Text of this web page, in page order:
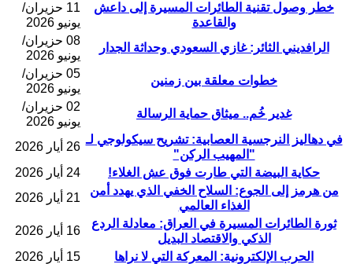
خطر وصول تقنية الطائرات المسيرة إلى داعش
والقاعدة
11 حزيران/
يونيو 2026
الرافديني الثائر: غازي السعودي وحداثة الجدار
08 حزيران/
يونيو 2026
خطوات معلقة بين زمنين
05 حزيران/
يونيو 2026
غدير خُم.. ميثاق حماية الرسالة
02 حزيران/
يونيو 2026
في دهاليز النرجسية العصابية: تشريح سيكولوجي لـ
"المهيب الركن"
26 أيار 2026
حكاية البيضة التي طارت فوق عش الغلاء!
24 أيار 2026
من هرمز إلى الجوع: السلاح الخفي الذي يهدد أمن
الغذاء العالمي
21 أيار 2026
ثورة الطائرات المسيرة في العراق: معادلة الردع
الذكي والاقتصاد البديل
16 أيار 2026
الحرب الإلكترونية: المعركة التي لا نراها
15 أيار 2026